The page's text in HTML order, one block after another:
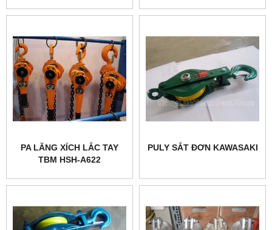
PA LĂNG XÍCH LẮC TAY
TBM HSH-A622
PULY SẮT ĐƠN KAWASAKI